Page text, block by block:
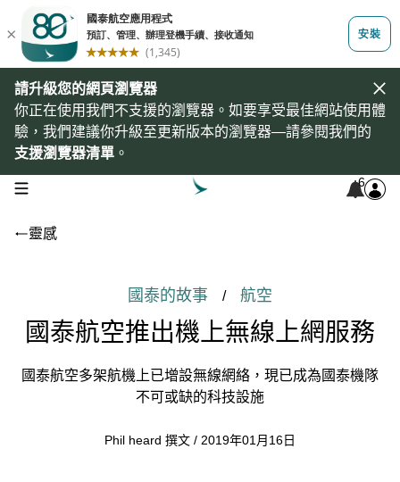
請升級您的網頁瀏覽器
你正在使用我們不支援的瀏覽器。如要享受最佳網站使用體
驗，我們建議你升級至更新版本的瀏覽器—請參閱我們的
支援瀏覽器清單 。
open navigation menu 6
靈感
國泰的故事 / 航空
國泰航空推出機上無線上網服務
國泰航空多架航機上已增設無線網絡，現已成為國泰機隊
不可或缺的科技設施
Phil heard 撰文 / 2019年01月16日